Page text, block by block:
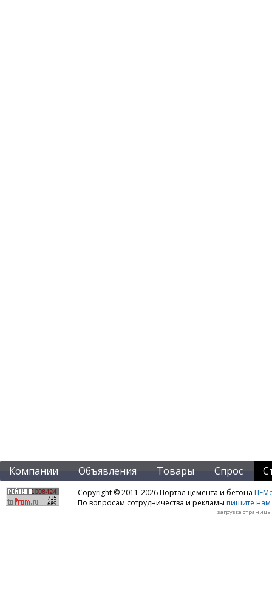
Компании Объявления Товары Спрос
Copyright © 2011-2026 Портал цемента и бетона
По вопросам сотрудничества и рекламы пишите нам
загрузка